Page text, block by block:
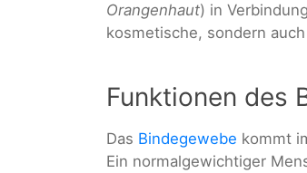
Orangenhaut) in
kosmetische, sondern
Funktionen des
Das Bindegewebe kommt
Ein normalgewichtiger